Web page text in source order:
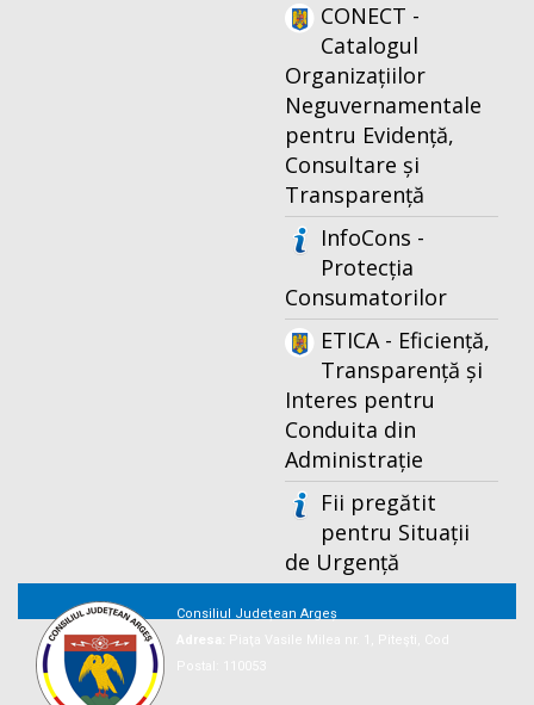
CONECT -
Catalogul
Organizațiilor
Neguvernamentale
pentru Evidență,
Consultare și
Transparență
InfoCons -
Protecția
Consumatorilor
ETICA - Eficiență,
Transparență și
Interes pentru
Conduita din
Administrație
Fii pregătit
pentru Situații
de Urgență
Consiliul Județean Argeș